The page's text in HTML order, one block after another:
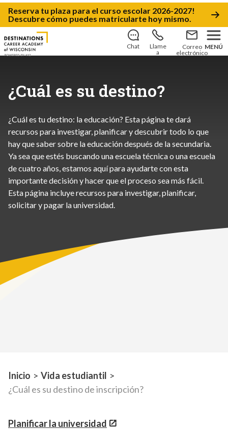
Reserva tu plaza para el curso escolar 2026-2027!
Descubre cómo puedes matricularte hoy mismo.
Chat
Llame
a
Correo
electrónico
MENÚ
¿Cuál es su destino?
¿Cuál es tu destino: la educación? Esta página te dará
recursos para investigar, planificar y descubrir todo lo que
hay que saber sobre la educación después de la secundaria.
Ya sea que estés buscando una escuela técnica o una escuela
de cuatro años, estamos aquí para ayudarte con esta
importante decisión y hacer que el proceso sea más fácil.
Esta página incluye recursos para investigar, planificar,
solicitar y pagar la universidad.
Inicio > Vida estudiantil >
¿Cuál es su destino de inscripción?
Planificar la universidad